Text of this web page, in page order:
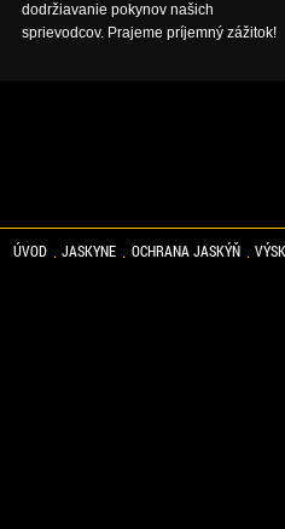
dodržiavanie pokynov našich
sprievodcov. Prajeme príjemný zážitok!
ÚVOD JASKYNE OCHRANA JASKÝŇ